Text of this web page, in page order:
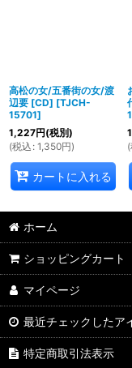
高松の女/五番街の女/渡
辺要 [CD] [TJCH-
15701]
1,227円(税別)
(税込 : 1,350円)
カートに入れる
(
ホーム
ショッピングカート
マイページ
最近チェックしたア
特定商取引法表示